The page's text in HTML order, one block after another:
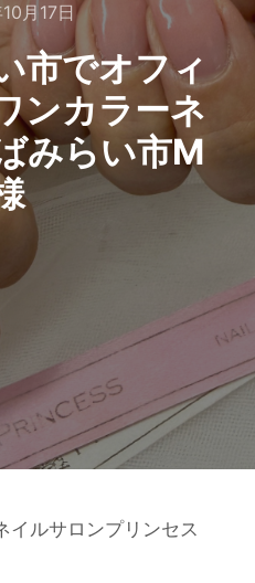
月17日
市でオフィ
ンカラーネ
みらい市M
イルサロンプリンセス